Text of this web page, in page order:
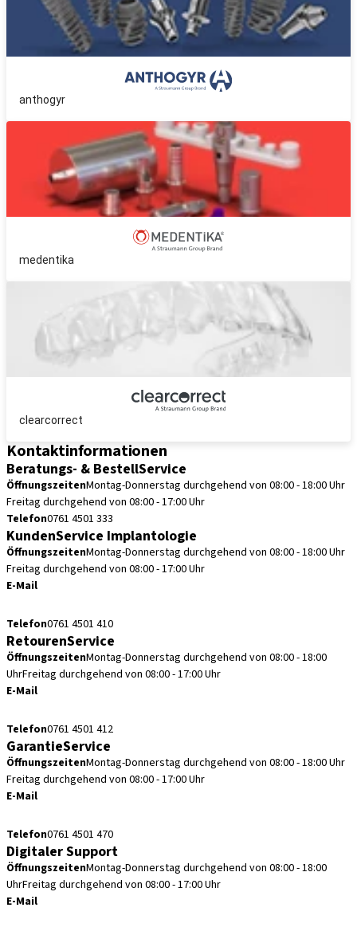
anthogyr
medentika
clearcorrect
Kontaktinformationen
Beratungs- & BestellService
ÖffnungszeitenMontag-Donnerstag durchgehend von 08:00 - 18:00 Uhr
Freitag durchgehend von 08:00 - 17:00 Uhr
Telefon0761 4501 333
KundenService Implantologie
ÖffnungszeitenMontag-Donnerstag durchgehend von 08:00 - 18:00 Uhr
Freitag durchgehend von 08:00 - 17:00 Uhr
E-Mail
Telefon0761 4501 410
RetourenService
ÖffnungszeitenMontag-Donnerstag durchgehend von 08:00 - 18:00
UhrFreitag durchgehend von 08:00 - 17:00 Uhr
E-Mail
Telefon0761 4501 412
GarantieService
ÖffnungszeitenMontag-Donnerstag durchgehend von 08:00 - 18:00 Uhr
Freitag durchgehend von 08:00 - 17:00 Uhr
E-Mail
Telefon0761 4501 470
Digitaler Support
ÖffnungszeitenMontag-Donnerstag durchgehend von 08:00 - 18:00
UhrFreitag durchgehend von 08:00 - 17:00 Uhr
E-Mail